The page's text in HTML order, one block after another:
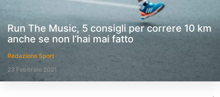
Run The Music, 5 consigli per correre 10 km
anche se non l’hai mai fatto
Redazione Sport
23 Febbraio 2021